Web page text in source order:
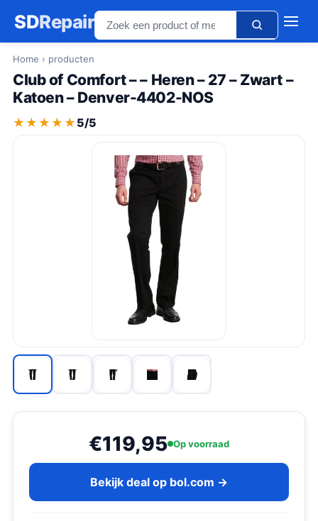
SDRepair
Home › producten
Club of Comfort – – Heren – 27 – Zwart –
Katoen – Denver-4402-NOS
★★★★★
★★★★★ 5/5
€119,95 Op voorraad
Bekijk deal op bol.com →